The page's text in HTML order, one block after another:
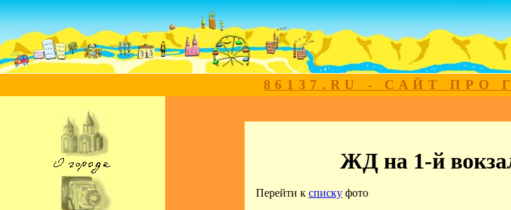
86137.RU - САЙТ ПРО
ЖД на 1-й
Перейти к списку фото